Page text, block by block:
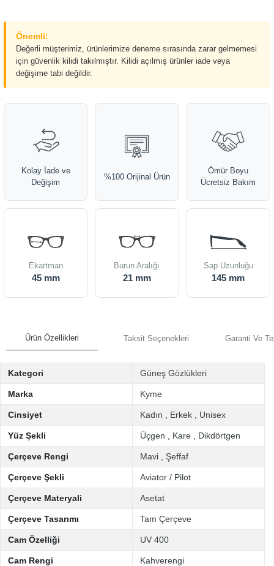
Önemli:
Değerli müşterimiz, ürünlerimize deneme sırasında zarar gelmemesi
için güvenlik kilidi takılmıştır. Kilidi açılmış ürünler iade veya
değişime tabi değildir.
Kolay İade ve
Değişim
%100 Orijinal Ürün
Ömür Boyu
Ücretsiz Bakım
Ekartman
45 mm
Burun Aralığı
21 mm
Sap Uzunluğu
145 mm
Ürün Özellikleri Taksit Seçenekleri Garanti Ve
Kategori Güneş Gözlükleri
Marka Kyme
Cinsiyet Kadın Erkek Unisex
Yüz Şekli Üçgen Kare Dikdörtgen
Çerçeve Rengi Mavi Şeffaf
Çerçeve Şekli Aviator / Pilot
Çerçeve Materyali Asetat
Çerçeve Tasarımı Tam Çerçeve
Cam Özelliği UV 400
Cam Rengi Kahverengi